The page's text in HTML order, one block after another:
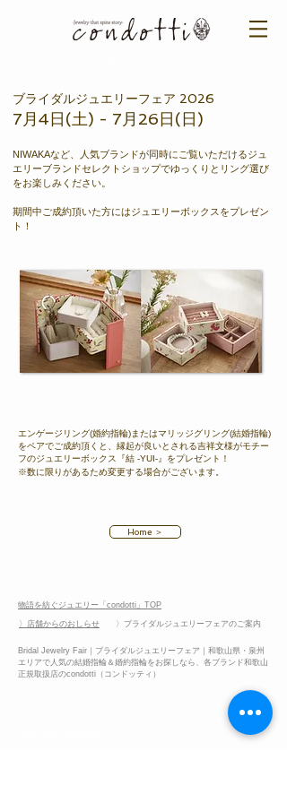
ブライダルジュエリーフェア 2026
7月4日(土) - 7月26日(日)
NIWAKAなど、
人気ブランドが同時にご覧いただけるジュ
エリーブランドセレクトショップでゆっくりとリング選び
をお楽しみください。
期間中ご成約頂いた方にはジュエリーボックスをプレゼン
ト！
エンゲージリング(婚約指輪)またはマリッジグリング(結婚指輪)
をペアでご成約頂くと、縁起が良いとされる吉祥文様がモチー
フのジュエリーボックス『結 -YUI-』をプレゼント！
※数に限りがあるため変更する場合がございます。
Home ＞
物語を紡ぐジュエリー「condotti」TOP
〉店舗からのおしらせ 〉ブライダルジュエリーフェアのご案内
Bridal Jewelry Fair｜ブライダルジュエリーフェア｜和歌山県・泉州
エリアで人気の結婚指輪＆婚約指輪をお探しなら、各ブランド和歌山
正規取扱店のcondotti（コンドッティ）